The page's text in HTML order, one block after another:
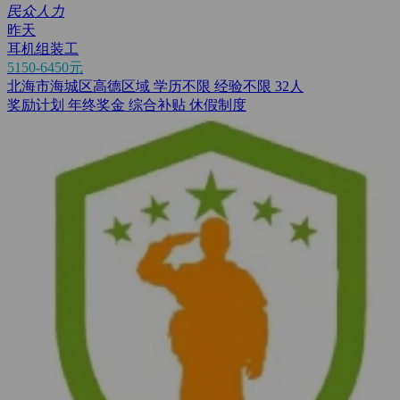
民众人力
昨天
耳机组装工
5150-6450元
北海市海城区高德区域 学历不限 经验不限 32人
奖励计划 年终奖金 综合补贴 休假制度